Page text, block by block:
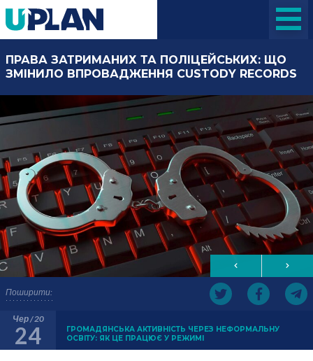
Поширити:
ПРАВА ЗАТРИМАНИХ ТА ПОЛІЦЕЙСЬКИХ: ЩО
ЗМІНИЛО ВПРОВАДЖЕННЯ CUSTODY RECORDS
Чер / 20
24
ГРОМАДЯНСЬКА АКТИВНІСТЬ ЧЕРЕЗ НЕФОРМАЛЬНУ
ОСВІТУ: ЯК ЦЕ ПРАЦЮЄ У РЕЖИМІ